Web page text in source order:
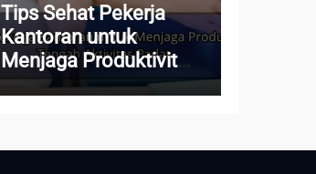
Tips Sehat Pekerja
Kantoran untuk
Menjaga Produktivitas
di Tengah Aktivitas